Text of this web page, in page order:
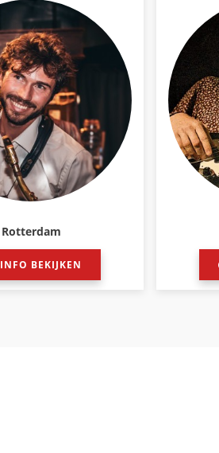
Rotterdam
INFO BEKIJKEN